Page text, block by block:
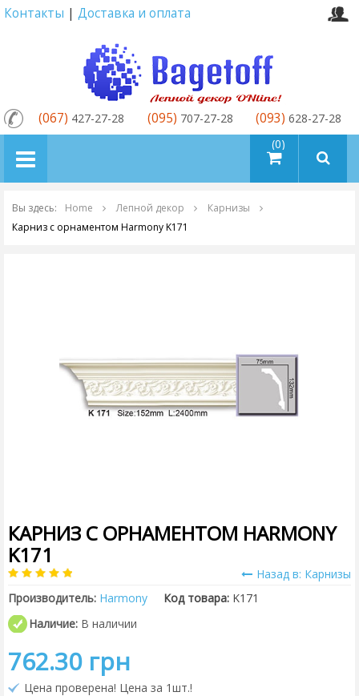
Контакты | Доставка и оплата
товаров (0)
(067) 427-27-28 (095) 707-27-28 (093) 628-27-28
Вы здесь: Home Лепной декор
Карнизы
Карниз с орнаментом Harmony K171
КАРНИЗ С ОРНАМЕНТОМ HARMONY
K171
Назад в: Карнизы
Производитель: Harmony Код товара: K171
Наличие: В наличии
762.30 грн
Цена проверена! Цена за 1шт.!